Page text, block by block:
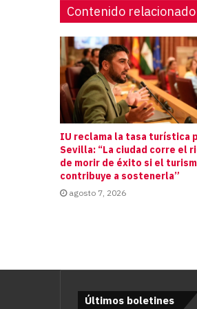
Contenido relacionado
IU reclama la tasa turística
Sevilla: “La ciudad corre el
de morir de éxito si el
contribuye a sostenerla”
agosto 7, 2026
Últimos boletines